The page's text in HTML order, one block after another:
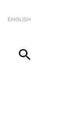
ENGLISH